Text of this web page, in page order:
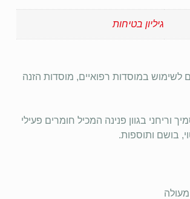
גיליון בטיחות
לשימוש במוסדות רפואיים, מוסדות הזנה
וריחני בגוון פנינה המכיל חומרים פעילי
בושם ותוספות.
מעולה